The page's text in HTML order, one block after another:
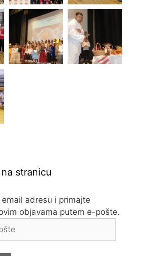
stranicu
adresu i primajte
objavama putem e-pošte.